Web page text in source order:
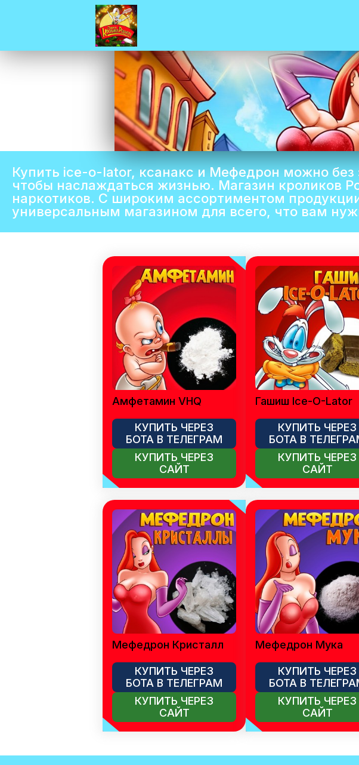
Купить ice-o-lator, ксанакс и Мефедрон можно
чтобы наслаждаться жизнью. Магазин кроликов
наркотиков. С широким ассортиментом
универсальным магазином для всего, что вам
Амфетамин VHQ
КУПИТЬ ЧЕРЕЗ
БОТА В ТЕЛЕГРАМ
КУПИТЬ ЧЕРЕЗ
САЙТ
Гашиш Ice-O-Lator
КУПИТЬ ЧЕРЕЗ
БОТА В
КУПИТЬ ЧЕРЕЗ
САЙТ
Мефедрон Кристалл
КУПИТЬ ЧЕРЕЗ
БОТА В ТЕЛЕГРАМ
КУПИТЬ ЧЕРЕЗ
САЙТ
Мефедрон Мука
КУПИТЬ ЧЕРЕЗ
БОТА В
КУПИТЬ ЧЕРЕЗ
САЙТ